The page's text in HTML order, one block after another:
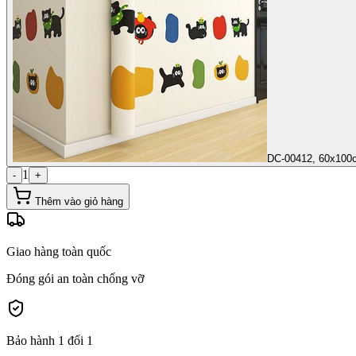
DC-00412,
- 1 +
Thêm vào giỏ hàng
Giao hàng toàn quốc
Đóng gói an toàn chống vỡ
Bảo hành 1 đổi 1